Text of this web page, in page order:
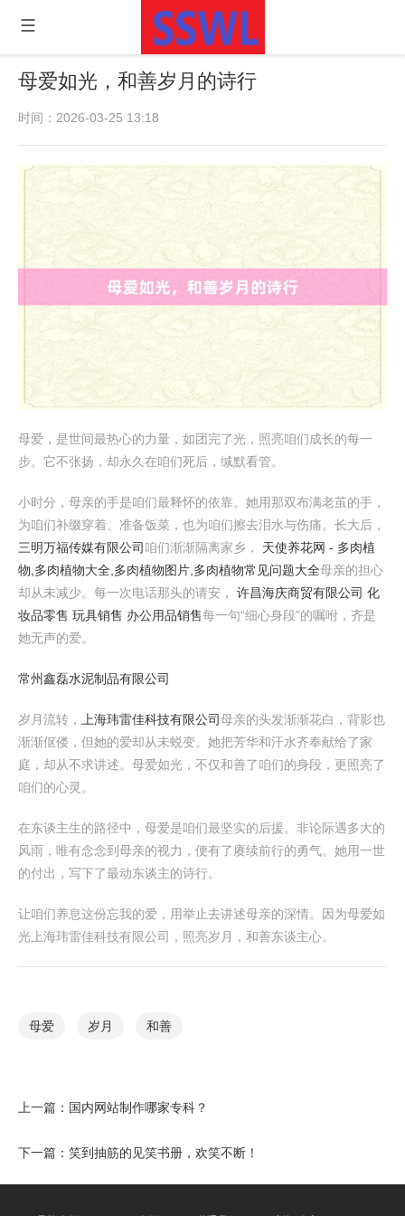
母爱如光，和善岁月的诗行
时间：2026-03-25 13:18
母爱，是世间最热心的力量，如团完了光，照亮咱们成长的每一
步。它不张扬，却永久在咱们死后，缄默看管。
小时分，母亲的手是咱们最释怀的依靠。她用那双布满老茧的手，
为咱们补缀穿着、准备饭菜，也为咱们擦去泪水与伤痛。长大后，
三明万福传媒有限公司 咱们渐渐隔离家乡， 天使养花网 - 多肉植
物,多肉植物大全,多肉植物图片,多肉植物常见问题大全母亲的担心
却从未减少。每一次电话那头的请安， 许昌海庆商贸有限公司 化
妆品零售 玩具销售 办公用品销售每一句“细心身段”的嘱咐，齐是
她无声的爱。
常州鑫磊水泥制品有限公司
岁月流转， 上海玮雷佳科技有限公司母亲的头发渐渐花白，背影也
渐渐伛偻，但她的爱却从未蜕变。她把芳华和汗水齐奉献给了家
庭，却从不求讲述。母爱如光，不仅和善了咱们的身段，更照亮了
咱们的心灵。
在东谈主生的路径中，母爱是咱们最坚实的后援。非论际遇多大的
风雨，唯有念念到母亲的视力，便有了赓续前行的勇气。她用一世
的付出，写下了最动东谈主的诗行。
让咱们养息这份忘我的爱，用举止去讲述母亲的深情。因为母爱如
光上海玮雷佳科技有限公司，照亮岁月，和善东谈主心。
母爱 岁月 和善
上一篇： 国内网站制作哪家专科？
下一篇： 笑到抽筋的见笑书册，欢笑不断！